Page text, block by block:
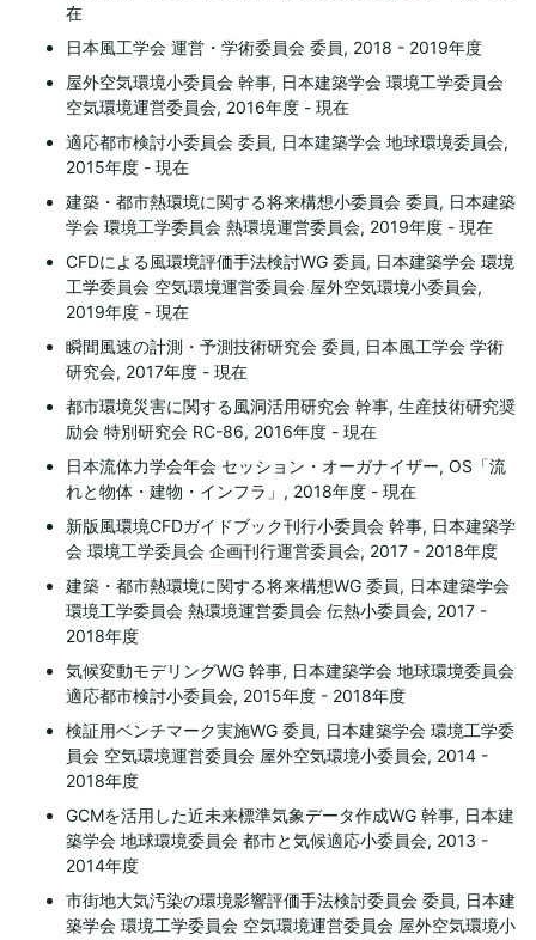
在
日本風工学会 運営・学術委員会 委員, 2018 - 2019年度
屋外空気環境小委員会 幹事, 日本建築学会 環境工学委員会
空気環境運営委員会, 2016年度 - 現在
適応都市検討小委員会 委員, 日本建築学会 地球環境委員会,
2015年度 - 現在
建築・都市熱環境に関する将来構想小委員会 委員, 日本建築
学会 環境工学委員会 熱環境運営委員会, 2019年度 - 現在
CFDによる風環境評価手法検討WG 委員, 日本建築学会 環境
工学委員会 空気環境運営委員会 屋外空気環境小委員会,
2019年度 - 現在
瞬間風速の計測・予測技術研究会 委員, 日本風工学会 学術
研究会, 2017年度 - 現在
都市環境災害に関する風洞活用研究会 幹事, 生産技術研究奨
励会 特別研究会 RC-86, 2016年度 - 現在
日本流体力学会年会 セッション・オーガナイザー, OS「流
れと物体・建物・インフラ」, 2018年度 - 現在
新版風環境CFDガイドブック刊行小委員会 幹事, 日本建築学
会 環境工学委員会 企画刊行運営委員会, 2017 - 2018年度
建築・都市熱環境に関する将来構想WG 委員, 日本建築学会
環境工学委員会 熱環境運営委員会 伝熱小委員会, 2017 -
2018年度
気候変動モデリングWG 幹事, 日本建築学会 地球環境委員会
適応都市検討小委員会, 2015年度 - 2018年度
検証用ベンチマーク実施WG 委員, 日本建築学会 環境工学委
員会 空気環境運営委員会 屋外空気環境小委員会, 2014 -
2018年度
GCMを活用した近未来標準気象データ作成WG 幹事, 日本建
築学会 地球環境委員会 都市と気候適応小委員会, 2013 -
2014年度
市街地大気汚染の環境影響評価手法検討委員会 委員, 日本建
築学会 環境工学委員会 空気環境運営委員会 屋外空気環境小